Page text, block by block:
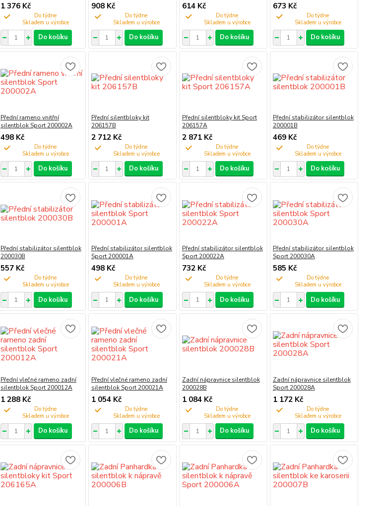
1 376 Kč
Do týdne
Do košíku
908 Kč
Do týdne
Do košíku
614 Kč
Do týdne
Do košíku
673 Kč
Do týdne
Do košíku
Přední rameno vnitřní
silentblok Sport 200002A
498 Kč
Do týdne
Do košíku
Přední silentbloky kit
206157B
2 712 Kč
Do týdne
Do košíku
Přední silentbloky kit Sport
206157A
2 871 Kč
Do týdne
Do košíku
Přední stabilizátor silentblok
200001B
469 Kč
Do týdne
Do košíku
Přední stabilizátor silentblok
200030B
557 Kč
Do týdne
Do košíku
Přední stabilizátor silentblok
Sport 200001A
498 Kč
Do týdne
Do košíku
Přední stabilizátor silentblok
Sport 200022A
732 Kč
Do týdne
Do košíku
Přední stabilizátor silentblok
Sport 200030A
585 Kč
Do týdne
Do košíku
Přední vlečné rameno zadní
silentblok Sport 200012A
1 288 Kč
Do týdne
Do košíku
Přední vlečné rameno zadní
silentblok Sport 200021A
1 054 Kč
Do týdne
Do košíku
Zadní nápravnice silentblok
200028B
1 084 Kč
Do týdne
Do košíku
Zadní nápravnice silentblok
Sport 200028A
1 172 Kč
Do týdne
Do košíku